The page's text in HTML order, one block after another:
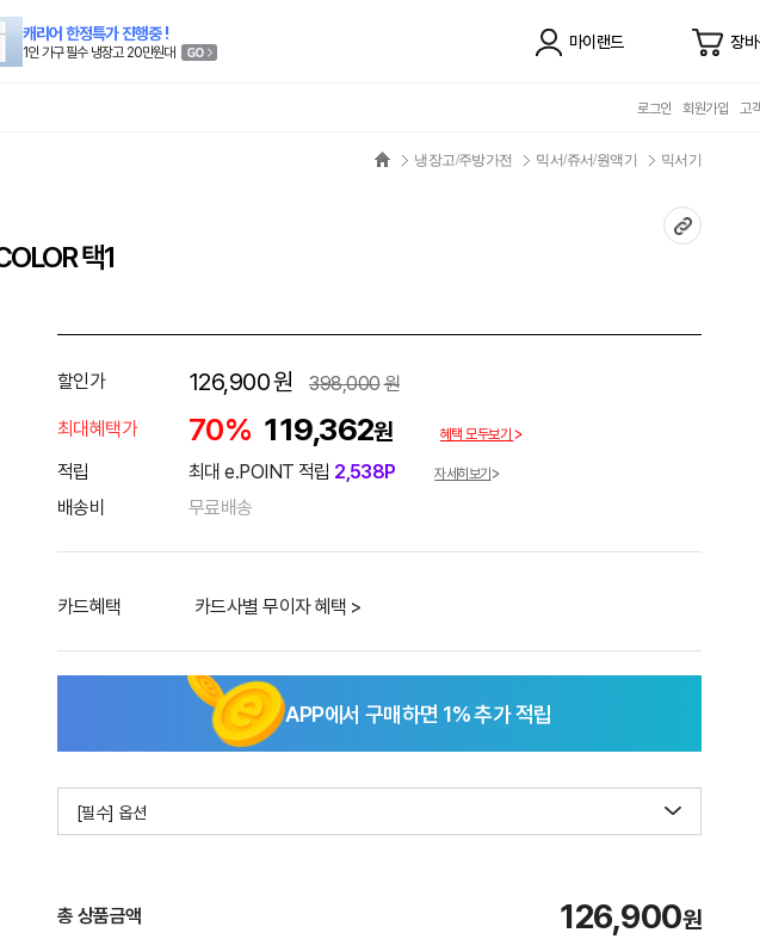
캐리어 한정특가 진행중 !
1인 가구 필수 냉장고 20만원대
마이랜드 장
로그인 회원가입 고
냉장고/주방가전 믹서/쥬서/원액기 믹서기
택1
할인가 126,900원 398,000원
최대혜택가
70% 119,362원 혜택 모두보기
적립 최대 e.POINT 적립 2,538P 자세히보기
배송비 무료배송
카드혜택 카드사별 무이자 혜택 >
APP에서 구매하면 1% 추가 적립
[필수] 옵션
총 상품금액 126,900원